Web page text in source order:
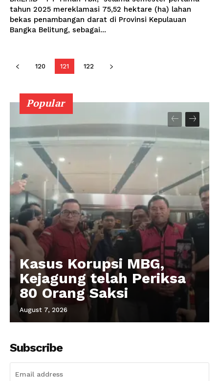
tahun 2025 mereklamasi 75,52 hektare (ha) lahan
bekas penambangan darat di Provinsi Kepulauan
Bangka Belitung, sebagai...
120 121 122
Popular
Kasus Korupsi MBG,
Kejagung telah Periksa
80 Orang Saksi
August 7, 2026
Subscribe